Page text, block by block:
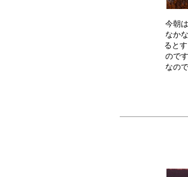
今朝
なか
ると
ので